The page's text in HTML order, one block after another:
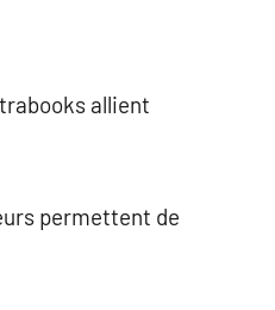
allient
permettent de